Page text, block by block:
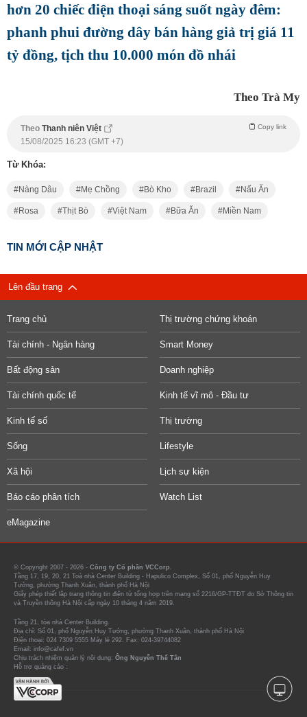
hơn 20 chiếc điện thoại sáng suốt ngày đêm:
phanh phui đường dây bán hàng giả trị giá 11
tỷ đồng, tịch thu 10.000 món đồ nhái
Theo Trà My
Theo Thanh niên Việt Copy link
15/08/2025 16:23 (GMT +7)
Từ Khóa:
Nàng Dâu Mẹ Chồng Bò Kho Brazil Nấu Ăn
Rosa Thịt Bò Việt Nam Bữa Ăn Miền Nam
TIN MỚI CẬP NHẬT
Lên đầu trang
Trang chủ Thị trường chứng khoán
Tài chính - Ngân hàng Smart Money
Bất động sản Doanh nghiệp
Tài chính quốc tế Kinh tế vĩ mô - Đầu tư
Kinh tế số Thị trường
Sống Lifestyle
Xã hội Lịch sự kiện
Báo cáo phân tích Watch List
eMagazine
© Copyright 2007 - 2026 - Công ty Cổ phần VCCorp.
Tầng 17, 19, 20, 21 Toà nhà Center Building - Hapulico Complex, Số 01, phố Nguyễn Huy
Tưởng, phường Thanh Xuân, thành phố Hà Nội
Giấy phép thiết lập trang thông tin điện tử tổng hợp trên mạng số 2216/GP-TTĐT do Sở Thông tin
và Truyền thông Hà Nội cấp ngày 10 tháng 4 năm 2019.
Tầng 21, tòa nhà Center Building.
Địa chỉ: Số 01, phố Nguyễn Huy Tưởng, phường Thanh Xuân, thành phố Hà Nội
Điện thoại: 024 7309 5555 Máy lẻ 292. Fax: 024-39744082
Email: info@cafef.vn
Chịu trách nhiệm quản lý nội dung: Ông Nguyễn Thế Tân
Hỗ trợ quảng cáo :